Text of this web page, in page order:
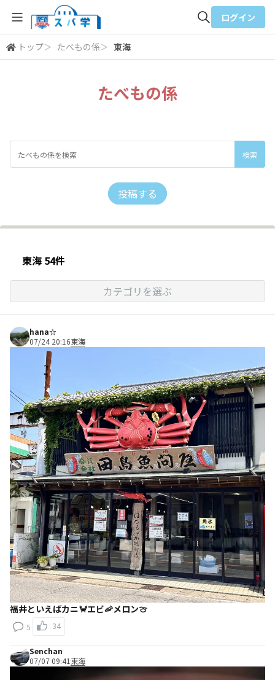
全体検索
ログイン
トップ＞ たべもの係＞ 東海
たべもの係
投稿する
東海 54件
カテゴリを選ぶ
hana☆
07/24 20:16東海
福井といえばカニ🦀エビ🦐メロン🍈
5 34
Senchan
07/07 09:41 東海